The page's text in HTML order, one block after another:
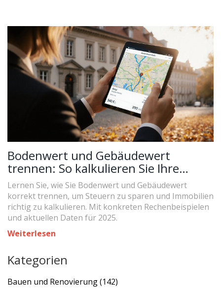
Bodenwert und Gebäudewert
trennen: So kalkulieren Sie Ihre
Immobilie korrekt
Lernen Sie, wie Sie Bodenwert und Gebäudewert
korrekt trennen, um Steuern zu sparen und Immobilien
richtig zu kalkulieren. Mit konkreten Rechenbeispielen
und aktuellen Daten für 2025.
Weiterlesen
Kategorien
Bauen und Renovierung(142)